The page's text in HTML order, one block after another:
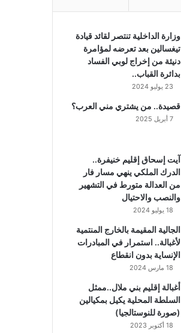
وزارة الداخلية تنتصر لقائد قيادة
تيغسالين بعد تعرضه لمؤامرة
دنيئة من إخراج لوبي الفساد
بدائرة القباب..
23 يوليو 2024
قصيدة.. من يشتري مني العرب؟
7 أبريل 2025
آيت إسحاق إقليم خنيفرة..
الدرك الملكي ينهي مسار فار
من العدالة متورط في التشهير
والنصب والاحتيال
18 يوليو 2024
الجالية المقيمة بالخارج المنتمية
لأغبالة.. استمرار في المبادرات
الإنساية بدون انقطاع
18 مارس 2024
أغبالة إقليم بني ملال..ممثل
السلطة المحلية يكيل بمكيالين
(صورة للنوستالجيا)
18 أكتوبر 2023